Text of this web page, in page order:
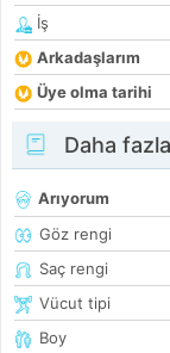
İş
Arkadaşlarım
Üye olma tarihi
Daha
Arıyorum
Göz rengi
Saç rengi
Vücut tipi
Boy